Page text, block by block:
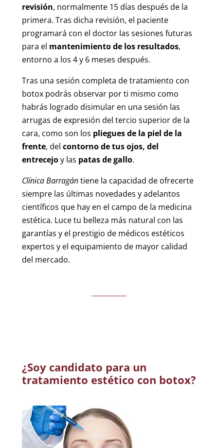
revisión, normalmente 15 días después de la
primera. Tras dicha revisión, el paciente
programará con el doctor las sesiones futuras
para el mantenimiento de los resultados,
entorno a los 4 y 6 meses después.
Tras una sesión completa de tratamiento con
botox podrás observar por ti mismo como
habrás logrado disimular en una sesión las
arrugas de expresión del tercio superior de la
cara, como son los pliegues de la piel de la
frente, del contorno de tus ojos, del
entrecejoy las patas de gallo.
Clínica Barragántiene la capacidad de ofrecerte
siempre las últimas novedades y adelantos
científicos que hay en el campo de la medicina
estética. Luce tu belleza más natural con las
garantías y el prestigio de médicos estéticos
expertos y el equipamiento de mayor calidad
del mercado.
¿Soy candidato para un
tratamiento estético con botox?